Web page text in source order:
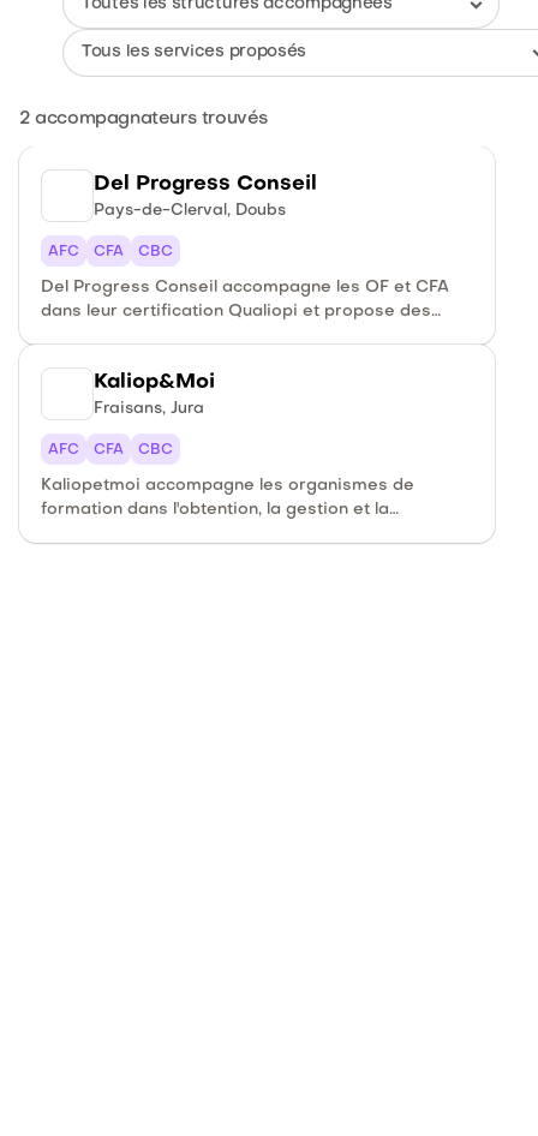
2accompagnateurs trouvés
Del Progress Conseil
Pays-de-Clerval, Doubs
AFC CFA CBC
Del Progress Conseil accompagne les OF et CFA
dans leur certification Qualiopi et propose des
Kaliop&Moi
Fraisans, Jura
AFC CFA CBC
Kaliopetmoi accompagne les organismes de
formation dans l'obtention, la gestion et la